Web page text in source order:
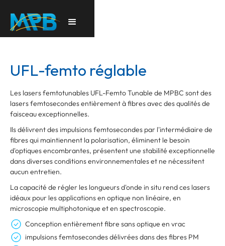
UFL-femto réglable
Les lasers femtotunables UFL-Femto Tunable de MPBC sont des
lasers femtosecondes entièrement à fibres avec des qualités de
faisceau exceptionnelles.
Ils délivrent des impulsions femtosecondes par l'intermédiaire de
fibres qui maintiennent la polarisation, éliminent le besoin
d'optiques encombrantes, présentent une stabilité exceptionnelle
dans diverses conditions environnementales et ne nécessitent
aucun entretien.
La capacité de régler les longueurs d'onde in situ rend ces lasers
idéaux pour les applications en optique non linéaire, en
microscopie multiphotonique et en spectroscopie.
Conception entièrement fibre sans optique en vrac
impulsions femtosecondes délivrées dans des fibres PM